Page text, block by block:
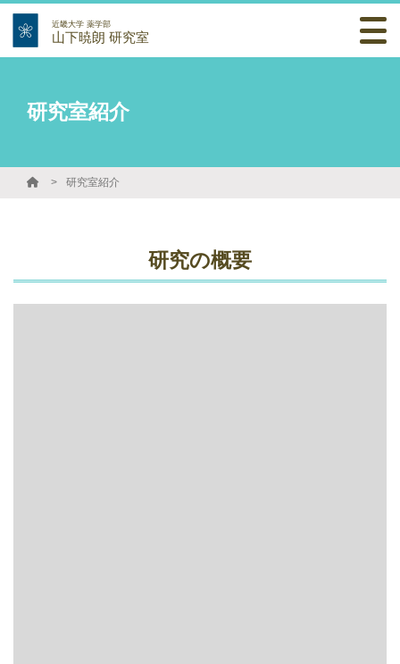
近畿大学 薬学部
山下暁朗 研究室
研究室紹介
研究室紹介
研究の概要